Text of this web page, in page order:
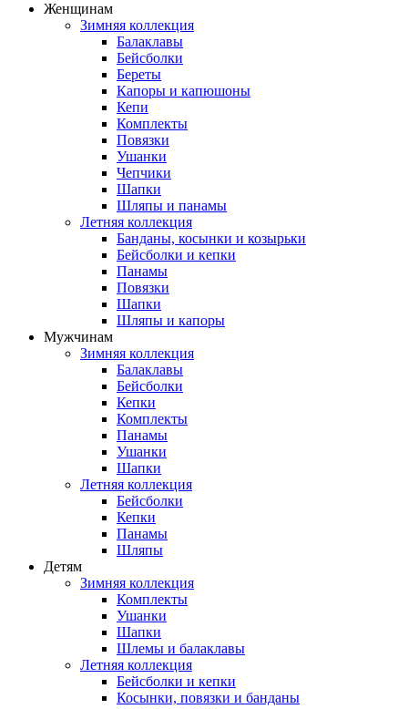
Женщинам
Зимняя коллекция
Балаклавы
Бейсболки
Береты
Капоры и капюшоны
Кепи
Комплекты
Повязки
Ушанки
Чепчики
Шапки
Шляпы и панамы
Летняя коллекция
Банданы, косынки и козырьки
Бейсболки и кепки
Панамы
Повязки
Шапки
Шляпы и капоры
Мужчинам
Зимняя коллекция
Балаклавы
Бейсболки
Кепки
Комплекты
Панамы
Ушанки
Шапки
Летняя коллекция
Бейсболки
Кепки
Панамы
Шляпы
Детям
Зимняя коллекция
Комплекты
Ушанки
Шапки
Шлемы и балаклавы
Летняя коллекция
Бейсболки и кепки
Косынки, повязки и банданы